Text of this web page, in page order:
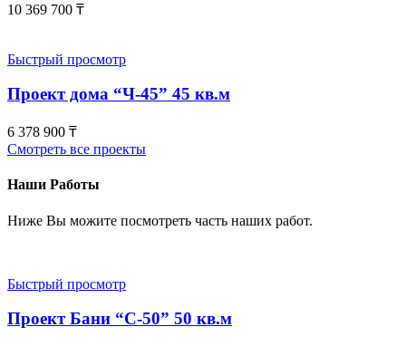
10 369 700 ₸
Быстрый просмотр
Проект дома “Ч-45” 45 кв.м
6 378 900 ₸
Смотреть все проекты
Наши Работы
Ниже Вы можите посмотреть часть наших работ.
Быстрый просмотр
Проект Бани “С-50” 50 кв.м